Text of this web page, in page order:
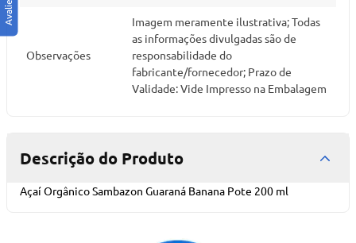
Observações
Imagem meramente ilustrativa; Todas
as informações divulgadas são de
responsabilidade do
fabricante/fornecedor; Prazo de
Validade: Vide Impresso na Embalagem
Descrição do Produto
Açaí Orgânico Sambazon Guaraná Banana Pote 200 ml